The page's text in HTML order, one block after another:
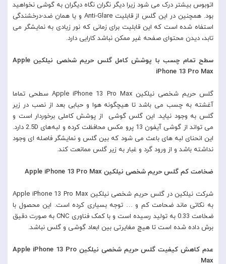
اتوبوس بیشتر درک می شود زیرا دیگر نگران نگاه دیگران به گوشی نخواهید
بود. همچنین در این گلس از قابلیت Anti-Glare و یا همان ضد-درخشندگی
استفاه شده است که این قابلیت برای زمانی که نور زیادی به نمایشگر می
تابد، دیدن محتوای صفحه غیر ممکن نباشد کارایی دارد.
سطح تمام چسب با پوشش کامل گلس حریم شخصی نیلکین Apple
iPhone 13 Pro Max
گلس حریم شخصی نیلکین Apple iPhone 13 Pro Max سطحی تماما
آغشته به چسب می باشد تا هیچگونه هوا و حبابی بعد از نصب در زیر
گلس به وجود نیاید. این گلس گوشی از پوشش کاملی برخوردار است و
می تواند از گوشی آیفون 13 پرو مکس محافظت کرده و لبه‌های 2.5D دارد.
این انحنای لبه های باعث می شود که بین گلس و نمایشگر فاصله ای وجود
نداشته باشد و از ورود گرد و غبار به زیر گلس ممانعت کند.
ضخامت کم گلس حریم شخصی نیلکین Apple iPhone 13 Pro Max
شرکت نیلکین در گلس حریم شخصی نیلکین Apple iPhone 13 Pro Max
به نکاتی ماند ضحامت کم و … توجه بسیاری کرده است. این محصول با
ضخامت 0.33 به تولید رسیده است و با کمک فناوری CNC به صورت دقیق
برش داده شده است تا هیچ مغایرتی بین ابعاد گوشی و گلس نباشد.
عدم کاهش کیفیت گلس حریم شخصی نیلکین Apple iPhone 13 Pro
Max